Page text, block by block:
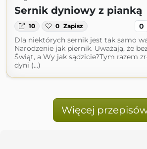
Sernik dyniowy z pianką
10 0 Zapisz 0
Dla niektórych sernik jest tak samo
Narodzenie jak piernik. Uważają, że
Świąt, a Wy jak sądzicie?Tym razem
dyni (...)
Więcej